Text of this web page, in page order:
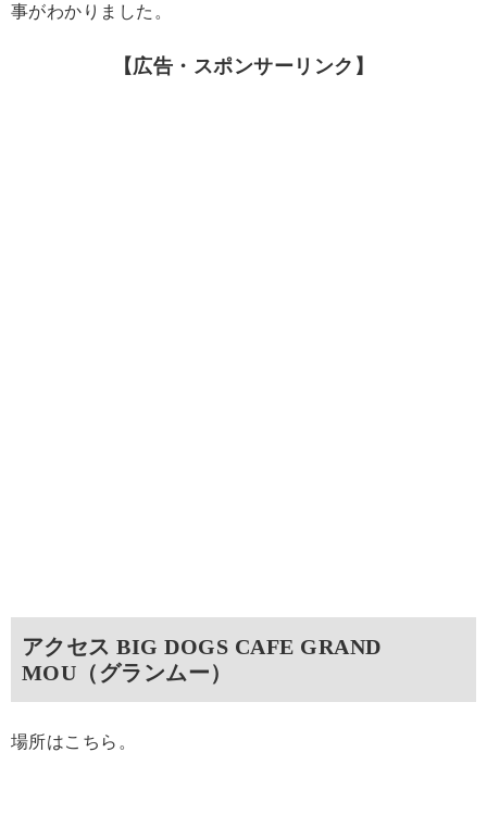
事がわかりました。
【広告・スポンサーリンク】
アクセス BIG DOGS CAFE GRAND
MOU（グランムー）
場所はこちら。